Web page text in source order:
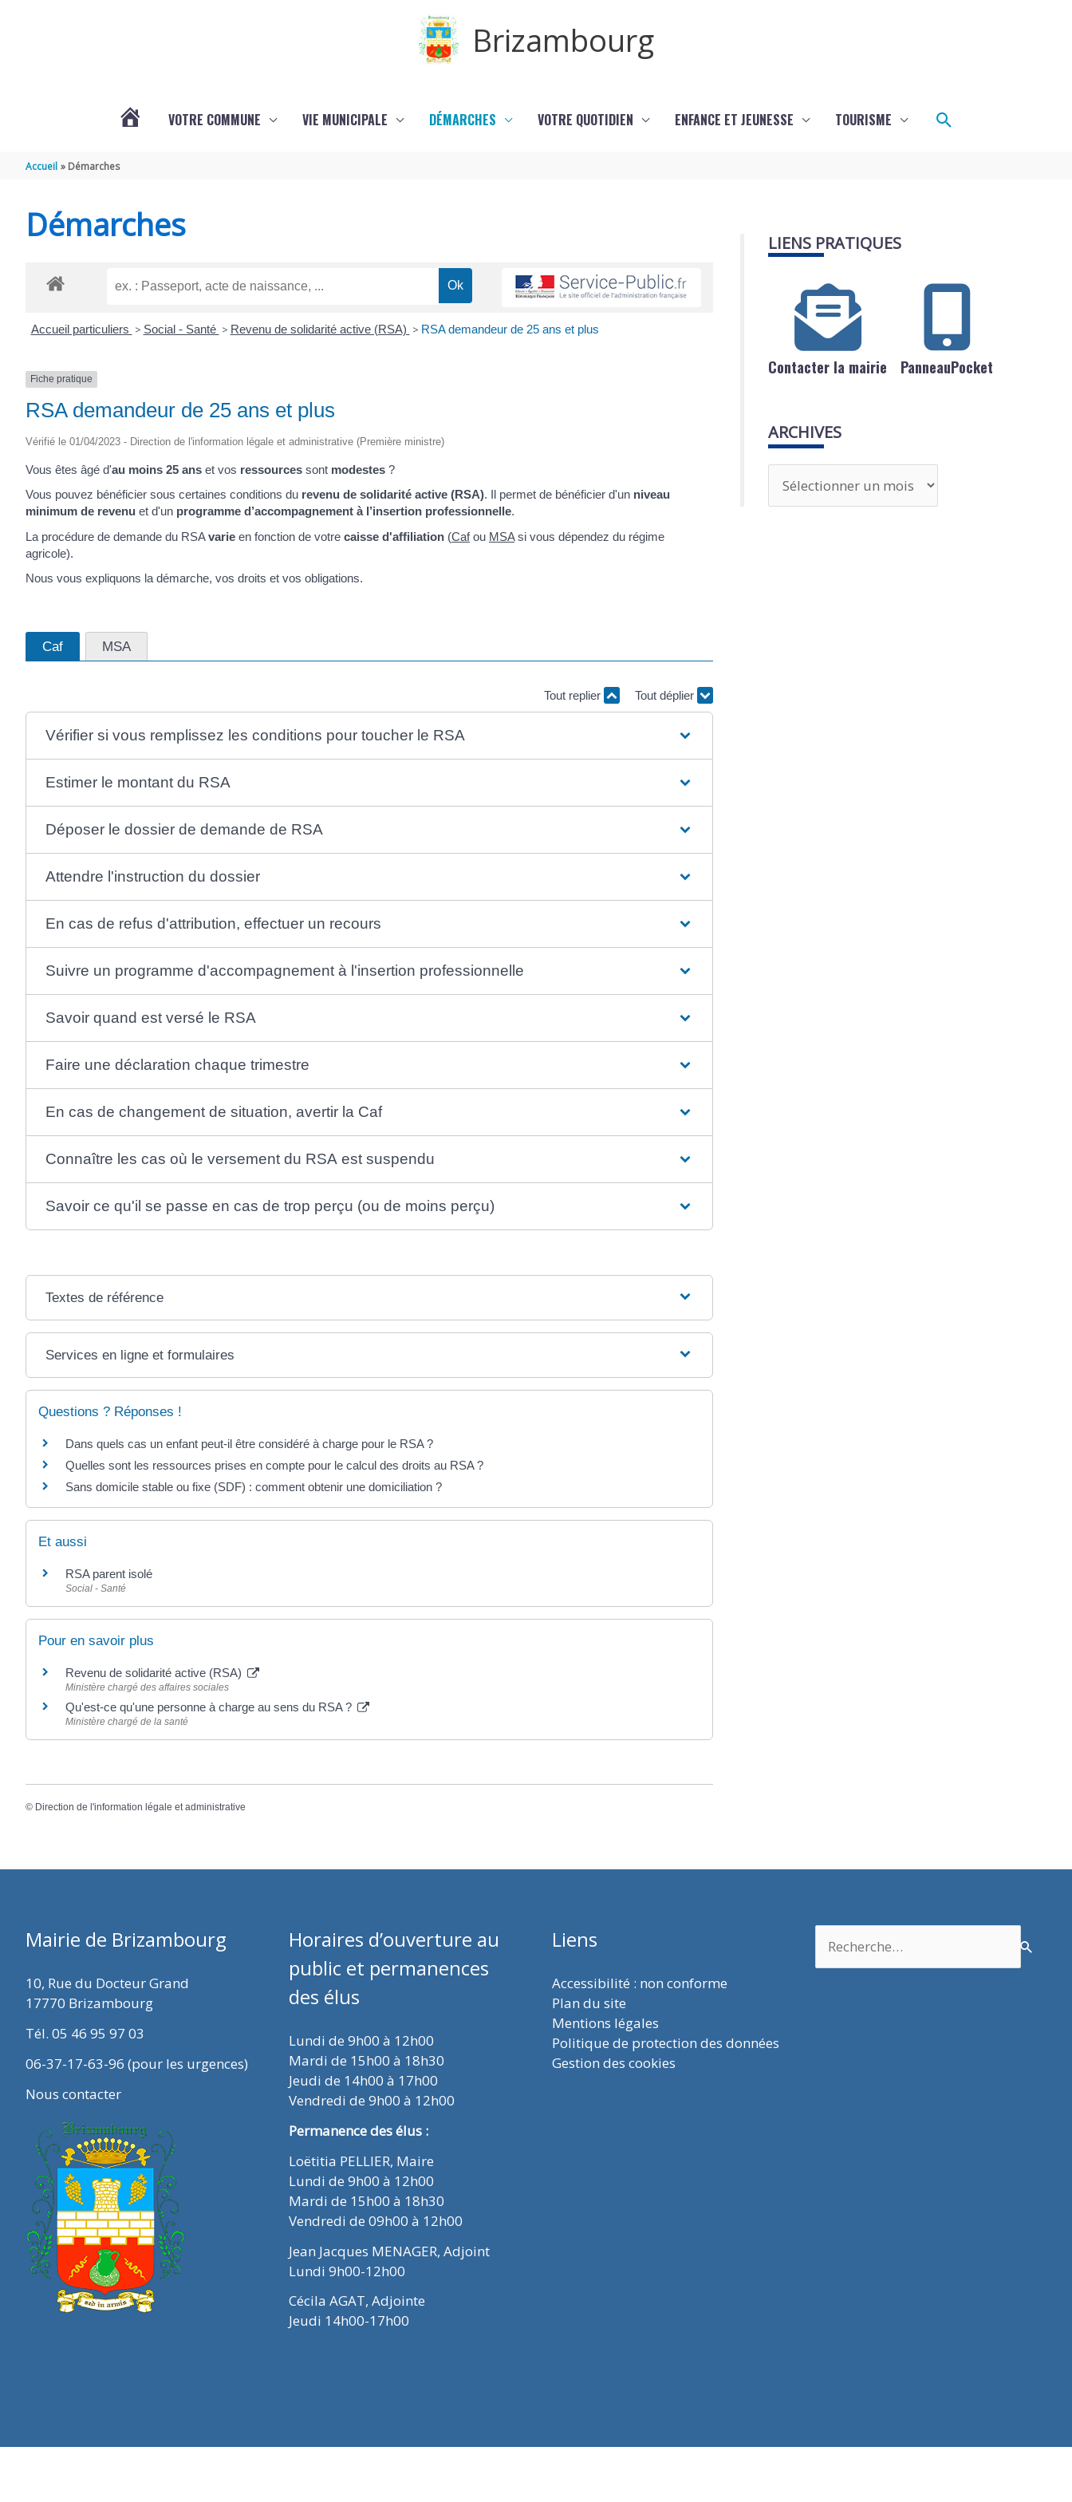
Brizambourg
VOTRE COMMUNE VIE MUNICIPALE DÉMARCHES VOTRE QUOTIDIEN ENFANCE ET JEUNESSE TOURISME Rechercher
Accueil Démarches
Démarches
Accueil particuliers > Social - Santé > Revenu de solidarité active (RSA) > RSA demandeur de 25 ans et plus
Fiche pratique
RSA demandeur de 25 ans et plus
Vérifié le 01/04/2023 - Direction de l'information légale et administrative (Première ministre)
Vous êtes âgé d'au moins 25 ans et vos ressources sont modestes ?
Vous pouvez bénéficier sous certaines conditions du revenu de solidarité active (RSA). Il permet de bénéficier d'un niveau
minimum de revenu et d'un programme d’accompagnement à l’insertion professionnelle.
La procédure de demande du RSAvarie en fonction de votre caisse d'affiliation (Cafou MSAsi vous dépendez du régime
agricole).
Nous vous expliquons la démarche, vos droits et vos obligations.
Caf MSA
Tout replier Tout déplier
Vérifier si vous remplissez les conditions pour toucher le RSA
Estimer le montant du RSA
Déposer le dossier de demande de RSA
Attendre l'instruction du dossier
En cas de refus d'attribution, effectuer un recours
Suivre un programme d'accompagnement à l'insertion professionnelle
Savoir quand est versé le RSA
Faire une déclaration chaque trimestre
En cas de changement de situation, avertir la Caf
Connaître les cas où le versement du RSA est suspendu
Savoir ce qu'il se passe en cas de trop perçu (ou de moins perçu)
Textes de référence
Services en ligne et formulaires
Questions ? Réponses !
Dans quels cas un enfant peut-il être considéré à charge pour le RSA ?
Quelles sont les ressources prises en compte pour le calcul des droits au RSA ?
Sans domicile stable ou fixe (SDF) : comment obtenir une domiciliation ?
Et aussi
RSA parent isolé
Social - Santé
Pour en savoir plus
Revenu de solidarité active (RSA)
Ministère chargé des affaires sociales
Qu'est-ce qu'une personne à charge au sens du RSA ?
Ministère chargé de la santé
© Direction de l'information légale et administrative
LIENS PRATIQUES
Contacter la mairie PanneauPocket
ARCHIVES
r
Mairie de Brizambourg
10, Rue du Docteur Grand
17770 Brizambourg
Tél. 05 46 95 97 03
06-37-17-63-96 (pour les urgences)
Nous contacter
Horaires d’ouverture au
public et permanences
des élus
Lundi de 9h00 à 12h00
Mardi de 15h00 à 18h30
Jeudi de 14h00 à 17h00
Vendredi de 9h00 à 12h00
Permanence des élus :
Loëtitia PELLIER, Maire
Lundi de 9h00 à 12h00
Mardi de 15h00 à 18h30
Vendredi de 09h00 à 12h00
Jean Jacques MENAGER, Adjoint
Lundi 9h00-12h00
Cécila AGAT, Adjointe
Jeudi 14h00-17h00
Liens
Accessibilité : non conforme
Plan du site
Mentions légales
Politique de protection des données
Gestion des cookies